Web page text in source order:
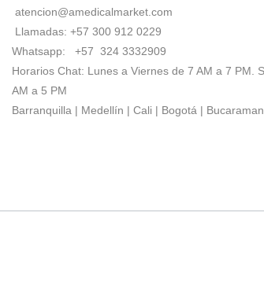
atencion@amedicalmarket.com
Llamadas: +57 300 912 0229
Whatsapp: +57 324 3332909
Horarios Chat: Lunes a Viernes de 7 AM a 7 PM.
AM a 5 PM
Barranquilla | Medellín | Cali | Bogotá |